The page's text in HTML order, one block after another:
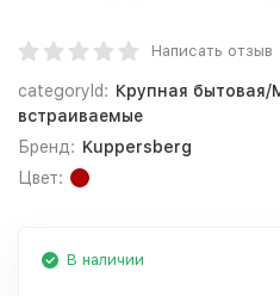
Написать отзыв
categoryId: Крупная бытовая/
встраиваемые
Бренд: Kuppersberg
Цвет:
В наличии